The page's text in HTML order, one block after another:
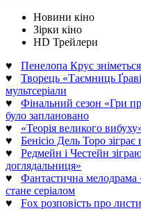
Новини кіно
Зірки кіно
HD Трейлери
♥ Пенелопа Крус
♥ Творець «Таємниць
мультсеріали
♥ Фінальний сезон «Гри
було заплановано
♥ «Теорія великого
♥ Бенісіо Дель Торо
♥ Редмейн і Честейн
доглядальниця»
♥ Фантастична мелодрама
стане серіалом
♥ Fox розповість про